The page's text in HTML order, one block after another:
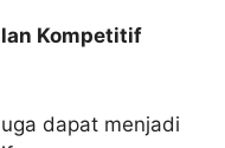
Kompetitif
dapat menjadi